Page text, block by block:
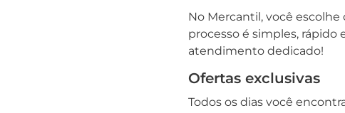
No Mercantil, você
processo é simples,
atendimento dedicado!
Ofertas exclusivas
Todos os dias você